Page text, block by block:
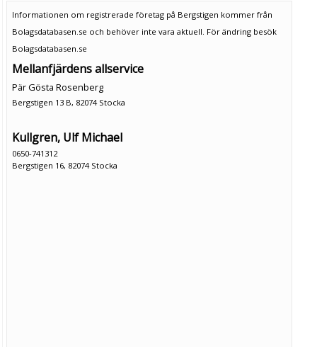
Informationen om registrerade företag på Bergstigen kommer från
Bolagsdatabasen.se och behöver inte vara aktuell. För ändring besök
Bolagsdatabasen.se
Mellanfjärdens allservice
Pär Gösta Rosenberg
Bergstigen 13 B, 82074 Stocka
Kullgren, Ulf Michael
0650-741312
Bergstigen 16, 82074 Stocka